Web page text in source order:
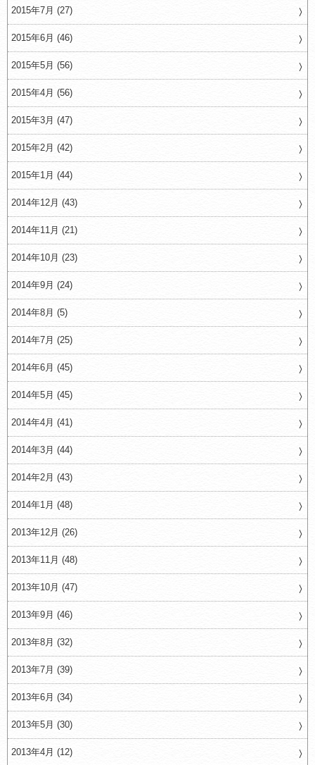
2015年7月 (27)
2015年6月 (46)
2015年5月 (56)
2015年4月 (56)
2015年3月 (47)
2015年2月 (42)
2015年1月 (44)
2014年12月 (43)
2014年11月 (21)
2014年10月 (23)
2014年9月 (24)
2014年8月 (5)
2014年7月 (25)
2014年6月 (45)
2014年5月 (45)
2014年4月 (41)
2014年3月 (44)
2014年2月 (43)
2014年1月 (48)
2013年12月 (26)
2013年11月 (48)
2013年10月 (47)
2013年9月 (46)
2013年8月 (32)
2013年7月 (39)
2013年6月 (34)
2013年5月 (30)
2013年4月 (12)